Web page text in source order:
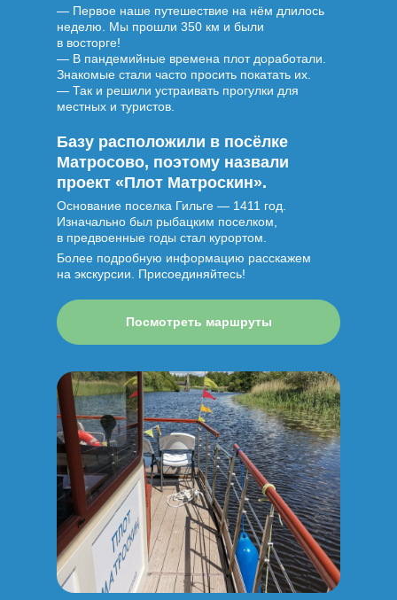
— Первое наше путешествие на нём длилось
неделю. Мы прошли 350 км и были
в восторге!
— В пандемийные времена плот доработали.
Знакомые стали часто просить покатать их.
— Так и решили устраивать прогулки для
местных и туристов.
Посмотреть маршруты
Базу расположили в посёлке
Матросово, поэтому назвали
проект «Плот Матроскин».
Основание поселка Гильге — 1411 год.
Изначально был рыбацким поселком,
в предвоенные годы стал курортом.
Более подробную информацию расскажем
на экскурсии. Присоединяйтесь!